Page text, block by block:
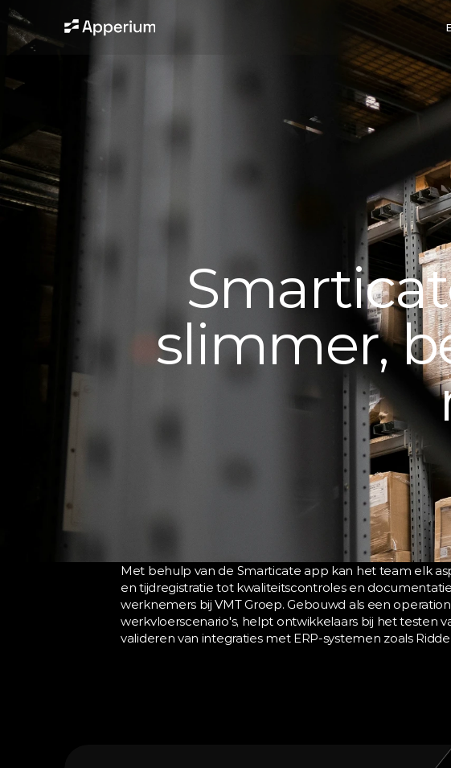
slimmer,
Met behulp van de Smarticate app kan het team elk
en tijdregistratie tot kwaliteitscontroles en
werknemers bij VMT Groep. Gebouwd als een
werkvloerscenario's, helpt ontwikkelaars bij het testen
valideren van integraties met ERP-systemen zoals